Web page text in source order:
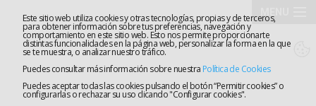
Este sitio web utiliza cookies y otras tecnologías, propias y de terceros,
para obtener información sobre tus preferencias, navegación y
comportamiento en este sitio web. Esto nos permite proporcionarte
distintas funcionalidades en la página web, personalizar la forma en la que
se te muestra, o analizar nuestro tráfico.
Puedes consultar más información sobre nuestra Política de Cookies
Puedes aceptar todas las cookies pulsando el botón “Permitir cookies” o
configurarlas o rechazar su uso clicando "Configurar cookies".
Elkargoa